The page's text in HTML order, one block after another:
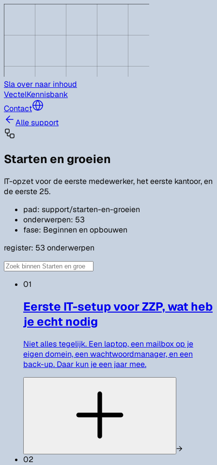
Sla over naar inhoud
VectelKennisbank
Contact
Alle support
Starten en groeien
IT-opzet voor de eerste medewerker, het eerste kantoor, en
de eerste 25.
pad: support/starten-en-groeien
onderwerpen: 53
fase: Beginnen en opbouwen
register: 53 onderwerpen
01
Eerste IT-setup voor ZZP, wat heb
je echt nodig
Niet alles tegelijk. Een laptop, een mailbox op je
eigen domein, een wachtwoordmanager, en een
back-up. Daar kun je een jaar mee.
→
02